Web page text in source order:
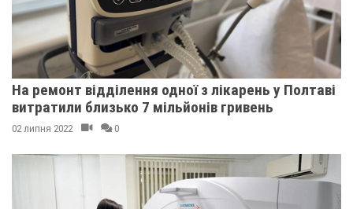
На ремонт відділення одної з лікарень у Полтаві
витратили близько 7 мільйонів гривень
02 липня 2022 0